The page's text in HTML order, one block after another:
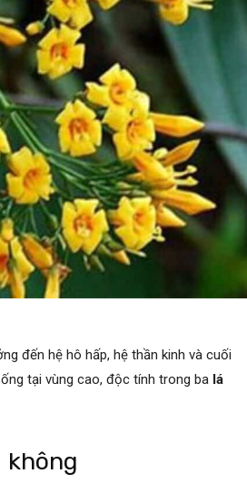
đến hệ hô hấp, hệ thần kinh và cuối
tại vùng cao, độc tính trong ba lá
không